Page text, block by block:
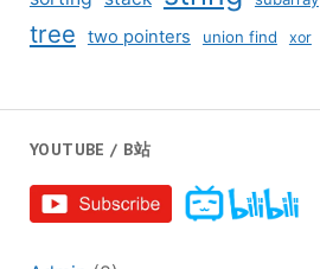
tree two pointers union find xor
YOUTUBE / B站